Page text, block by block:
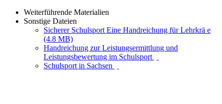
Weiterführende Materialien
Sonstige Dateien
Sicherer Schulsport Eine Handreichung für Lehrkrä e
(4.8 MB)
Handreichung zur Leistungsermittlung und
Leistungsbewertung im Schulsport
Schulsport in Sachsen